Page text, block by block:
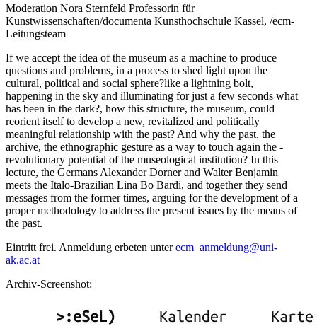
Moderation Nora Sternfeld Professorin für
Kunstwissenschaften/documenta Kunsthochschule Kassel, /ecm-
Leitungsteam
If we accept the idea of the museum as a machine to produce
questions and problems, in a process to shed light upon the
cultural, political and social sphere?like a lightning bolt,
happening in the sky and illuminating for just a few seconds what
has been in the dark?, how this structure, the museum, could
reorient itself to develop a new, revitalized and politically
meaningful relationship with the past? And why the past, the
archive, the ethnographic gesture as a way to touch again the -
revolutionary potential of the museological institution? In this
lecture, the Germans Alexander Dorner and Walter Benjamin
meets the Italo-Brazilian Lina Bo Bardi, and together they send
messages from the former times, arguing for the development of a
proper methodology to address the present issues by the means of
the past.
Eintritt frei. Anmeldung erbeten unterecm_anmeldung@uni-
ak.ac.at
Archiv-Screenshot: